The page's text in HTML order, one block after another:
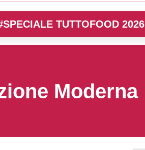
TUTTOFOOD 2026
Moderna